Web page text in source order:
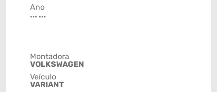
Ano
... ...
Montadora
VOLKSWAGEN
Veículo
VARIANT